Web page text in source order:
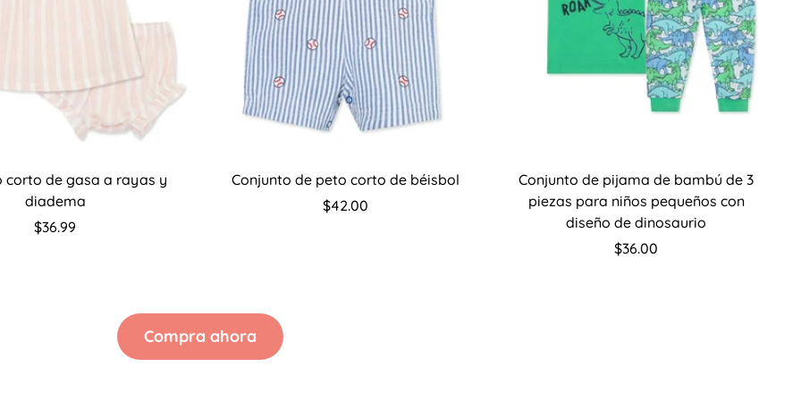
opciones
corto de gasa a rayas y
diadema
Precio
$36.99
Seleccione opciones
Conjunto de peto corto de béisbol
Precio
$42.00
Seleccione opciones
Conjunto de pijama de bambú de 3
piezas para niños pequeños con
diseño de dinosaurio
Precio
$36.00
Compra ahora